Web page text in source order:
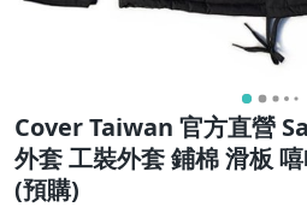
Cover Taiwan 官方直營
外套 工裝外套 鋪棉 滑板
(預購)